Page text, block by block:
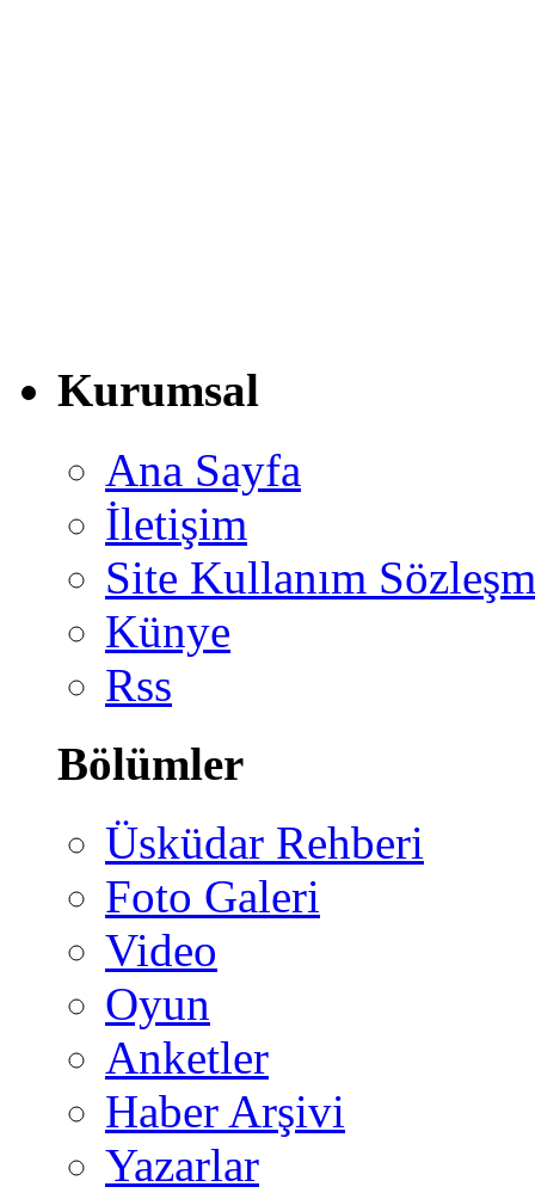
Kurumsal
Ana Sayfa
İletişim
Site Kullanım
Künye
Rss
Bölümler
Üsküdar Rehberi
Foto Galeri
Video
Oyun
Anketler
Haber Arşivi
Yazarlar